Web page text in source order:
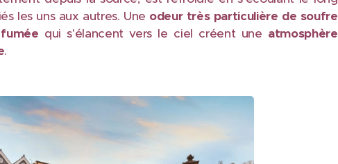
les uns aux autres. Une odeur très particulière de soufre
qui s'élancent vers le ciel créent une atmosphère
.